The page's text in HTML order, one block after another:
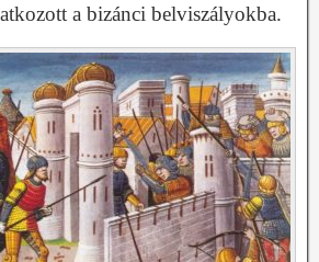
a bizánci belviszályokba.